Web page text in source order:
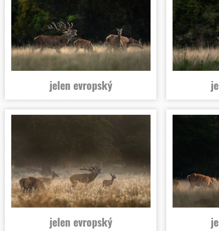
jelen evropský
jelen evropský